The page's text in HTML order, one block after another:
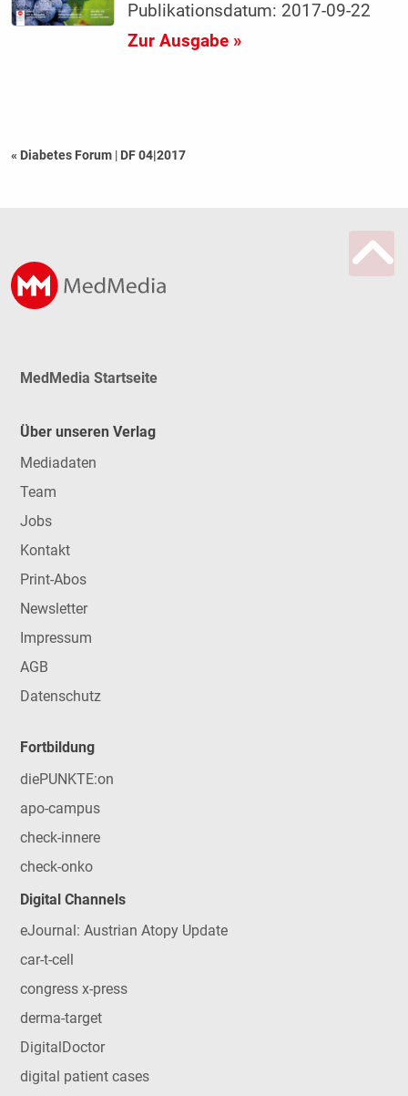
Publikationsdatum: 2017-09-22
Zur Ausgabe »
« Diabetes Forum | DF 04|2017
MedMedia Startseite
Über unseren Verlag
Mediadaten
Team
Jobs
Kontakt
Print-Abos
Newsletter
Impressum
AGB
Datenschutz
Fortbildung
diePUNKTE:on
apo-campus
check-innere
check-onko
Digital Channels
eJournal: Austrian Atopy Update
car-t-cell
congress x-press
derma-target
DigitalDoctor
digital patient cases